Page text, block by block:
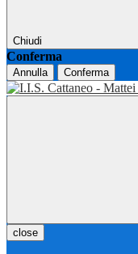
Chiudi
Conferma
Annulla Conferma
close